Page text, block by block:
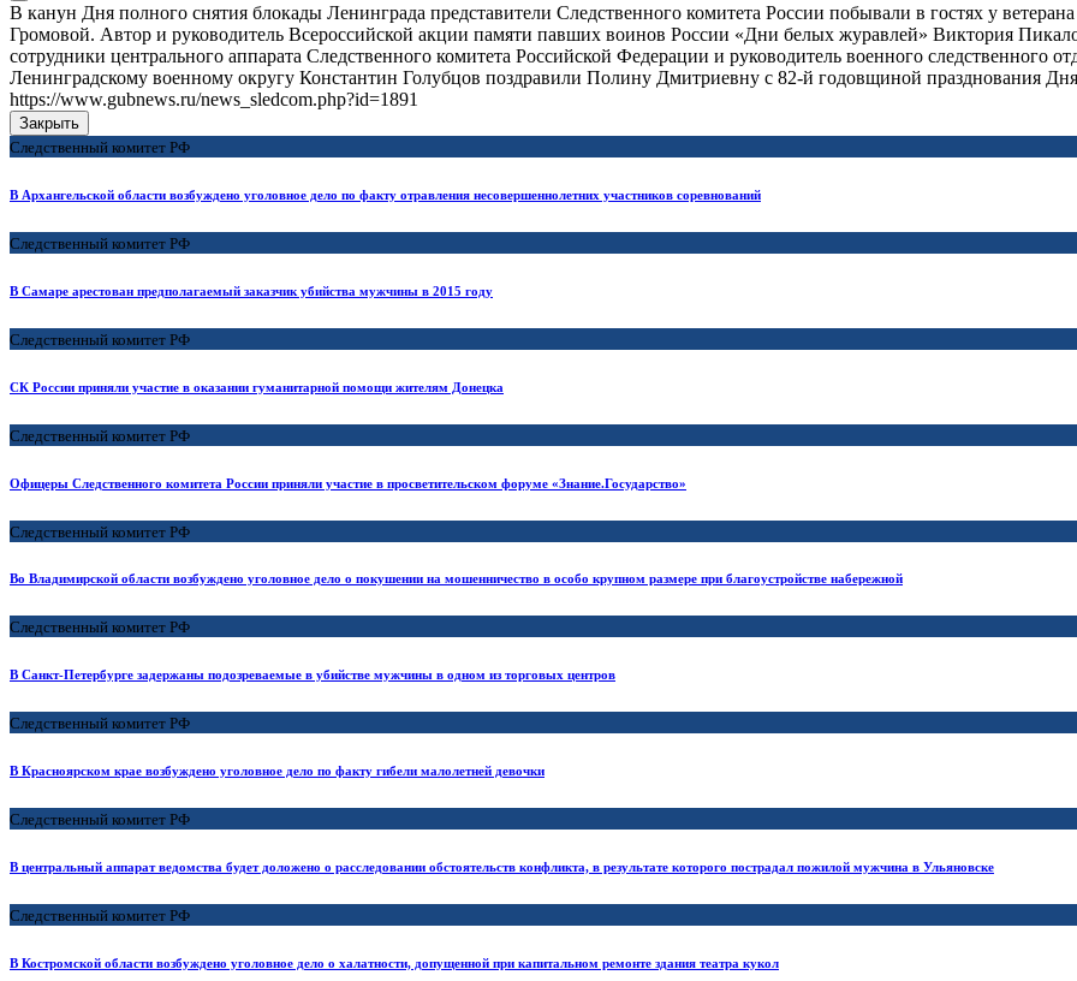
В канун Дня полного снятия блокады Ленинграда представители Следственного комитета России побывали в гостях у
Громовой. Автор и руководитель Всероссийской акции памяти павших воинов России «Дни белых журавлей» Виктория
сотрудники центрального аппарата Следственного комитета Российской Федерации и руководитель военного следственного
Ленинградскому военному округу Константин Голубцов поздравили Полину Дмитриевну с 82-й годовщиной празднования
https://www.gubnews.ru/news_sledcom.php?id=1891
Закрыть
Следственный комитет РФ
В Архангельской области возбуждено уголовное дело по факту отравления несовершеннолетних участников соревнований
Следственный комитет РФ
В Самаре арестован предполагаемый заказчик убийства мужчины в 2015 году
Следственный комитет РФ
СК России приняли участие в оказании гуманитарной помощи жителям Донецка
Следственный комитет РФ
Офицеры Следственного комитета России приняли участие в просветительском форуме «Знание.Государство»
Следственный комитет РФ
Во Владимирской области возбуждено уголовное дело о покушении на мошенничество в особо крупном размере при благоустройстве набережной
Следственный комитет РФ
В Санкт-Петербурге задержаны подозреваемые в убийстве мужчины в одном из торговых центров
Следственный комитет РФ
В Красноярском крае возбуждено уголовное дело по факту гибели малолетней девочки
Следственный комитет РФ
В центральный аппарат ведомства будет доложено о расследовании обстоятельств конфликта, в результате которого пострадал пожилой мужчина в Ульяновске
Следственный комитет РФ
В Костромской области возбуждено уголовное дело о халатности, допущенной при капитальном ремонте здания театра кукол